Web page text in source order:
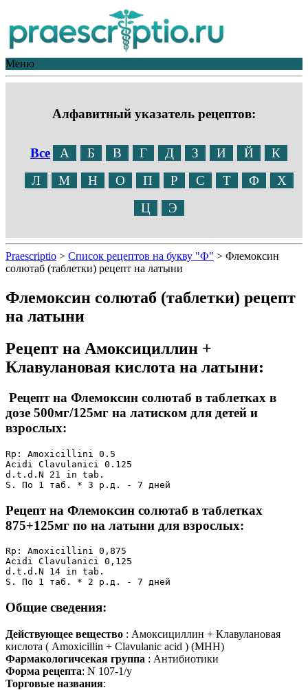
Меню
Алфавитный указатель рецептов:
Все А Б В Г Д З И Й
К
Л
М Н О П Р С Т Ф
Х
Ц
Э
Praescriptio > Список рецептов на букву "Ф" > Флемоксин
солютаб (таблетки) рецепт на латыни
Флемоксин солютаб (таблетки) рецепт
на латыни
Рецепт на Амоксициллин +
Клавулановая кислота на латыни:
Рецепт на Флемоксин солютаб в таблетках в
дозе 500мг/125мг на латиском для детей и
взрослых:
Rp: Amoxicillini 0.5
Acidi Clavulanici 0.125
d.t.d.N 21 in tab.
S. По 1 таб. * 3 р.д. - 7 дней
Рецепт на Флемоксин солютаб в таблетках
875+125мг по на латыни для взрослых:
Rp: Amoxicillini 0,875
Acidi Clavulanici 0,125
d.t.d.N 14 in tab.
S. По 1 таб. * 2 р.д. - 7 дней
Общие сведения:
Действующее вещество : Амоксициллин + Клавулановая
кислота ( Amoxicillin + Clavulanic acid ) (МНН)
Фармакологичсекая группа : Антибиотики
Форма рецепта: N 107-1/у
Торговые названия: